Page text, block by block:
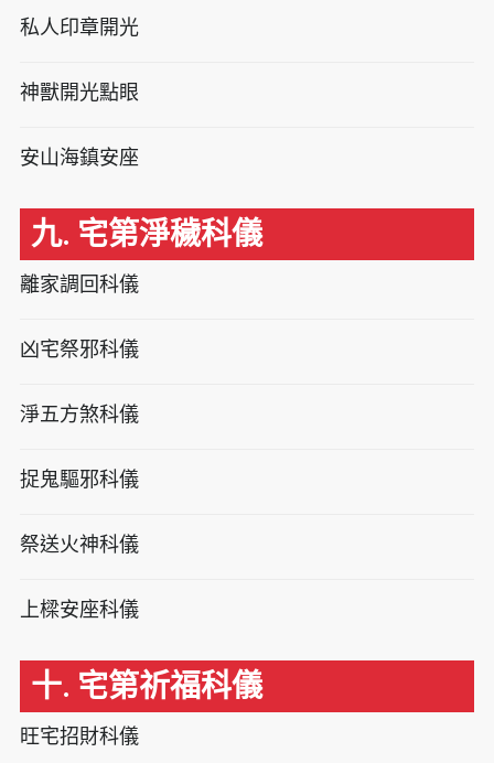
私人印章開光
神獸開光點眼
安山海鎮安座
九. 宅第淨穢科儀
離家調回科儀
凶宅祭邪科儀
淨五方煞科儀
捉鬼驅邪科儀
祭送火神科儀
上樑安座科儀
十. 宅第祈福科儀
旺宅招財科儀